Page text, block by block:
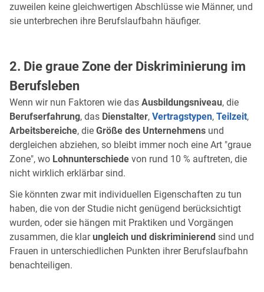
zuweilen keine gleichwertigen Abschlüsse wie Männer, und
sie unterbrechen ihre Berufslaufbahn häufiger.
2. Die graue Zone der Diskriminierung im
Berufsleben
Wenn wir nun Faktoren wie das Ausbildungsniveau, die
Berufserfahrung, das Dienstalter, Vertragstypen, Teilzeit,
Arbeitsbereiche, die Größe des Unternehmens und
dergleichen abziehen, so bleibt immer noch eine Art "graue
Zone", wo Lohnunterschiede von rund 10 % auftreten, die
nicht wirklich erklärbar sind.
Sie könnten zwar mit individuellen Eigenschaften zu tun
haben, die von der Studie nicht genügend berücksichtigt
wurden, oder sie hängen mit Praktiken und Vorgängen
zusammen, die klarungleich und diskriminierend sind und
Frauen in unterschiedlichen Punkten ihrer Berufslaufbahn
benachteiligen.